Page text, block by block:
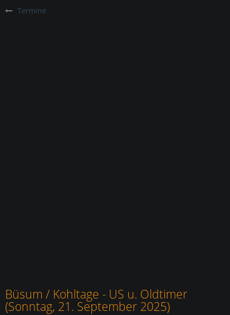
Termine
Büsum / Kohltage - US u. Oldtimer
(Sonntag, 21. September 2025)